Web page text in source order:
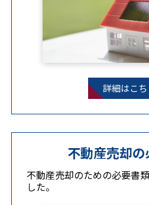
詳細はこち
不動産売却の
不動産売却のための必要書
した。